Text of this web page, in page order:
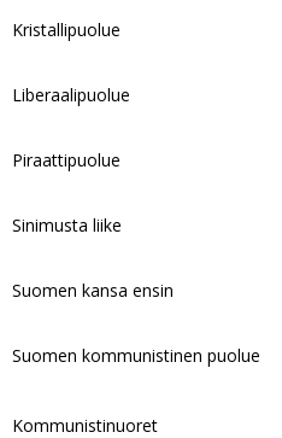
Kristallipuolue
Liberaalipuolue
Piraattipuolue
Sinimusta liike
Suomen kansa ensin
Suomen kommunistinen puolue
Kommunistinuoret